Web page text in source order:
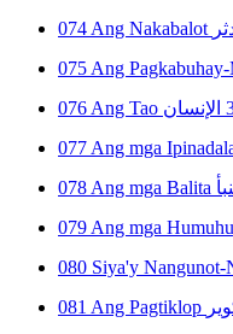
074 Ang Nakabalot
075 Ang
076 Ang Tao الإنسان
077 Ang mga
078 Ang mga Balita
079 Ang mga
080 Siya'y Nangunot-
081 Ang Pagtiklop